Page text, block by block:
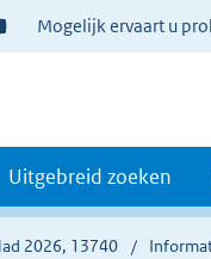
Mogelijk ervaart u
Uitgebreid zoeken
2026, 13740